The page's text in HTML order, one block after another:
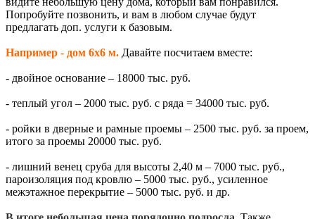
Попробуйте позвонить, и вам в любом случае будут
предлагать доп. услуги к базовым.
Например - дом 6х6 м. Давайте посчитаем вместе:
- двойное основание – 18000 тыс. руб.
- теплый угол – 2000 тыс. руб. с ряда = 34000 тыс. руб.
- ройки в дверные и рамные проемы – 2500 тыс. руб. за проем,
итого за проемы 20000 тыс. руб.
- лишний венец сруба для высоты 2,40 м – 7000 тыс. руб.,
пароизоляция под кровлю – 5000 тыс. руб., усиленное
межэтажное перекрытие – 5000 тыс. руб. и др.